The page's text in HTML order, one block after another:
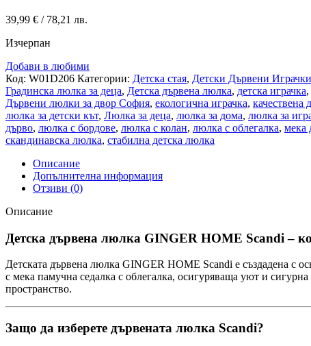
39,99 € / 78,21 лв.
Изчерпан
Добави в любими
Код: W01D206 Категории: Детска стая, Детски Дървени Играчки
Градинска люлка за деца, Детска дървена люлка, детска играчка,
Дървени люлки за двор София, екологична играчка, качествена
люлка за детски кът, Люлка за деца, люлка за дома, люлка за
дърво, люлка с бордове, люлка с колан, люлка с облегалка, мека
скандинавска люлка, стабилна детска люлка
Описание
Допълнителна информация
Отзиви (0)
Описание
Детска дървена люлка GINGER HOME Scandi –
Детската дървена люлка GINGER HOME Scandi е създадена с
с мека памучна седалка с облегалка, осигуряваща уют и
пространство.
Защо да изберете дървената люлка Scandi?